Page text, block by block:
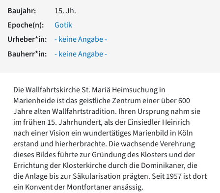
Romanik
Römische Antike
Über uns
Über baukunst-nrw
Kontakt
Impressum
Datenschutz
Suchbegriff eingeben
Baujahr:
15. Jh.
Epoche(n):
Gotik
Urheber*in:
- keine Angabe -
Bauherr*in:
- keine Angabe -
Die Wallfahrtskirche St. Mariä Heimsuchung in
Marienheide ist das geistliche Zentrum einer über 600
Jahre alten Wallfahrtstradition. Ihren Ursprung nahm sie
im frühen 15. Jahrhundert, als der Einsiedler Heinrich
nach einer Vision ein wundertätiges Marienbild in Köln
erstand und hierherbrachte. Die wachsende Verehrung
dieses Bildes führte zur Gründung des Klosters und der
Errichtung der Klosterkirche durch die Dominikaner, die
die Anlage bis zur Säkularisation prägten. Seit 1957 ist dort
ein Konvent der Montfortaner ansässig.